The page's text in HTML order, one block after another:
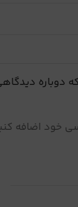
دوباره
خود اضافه